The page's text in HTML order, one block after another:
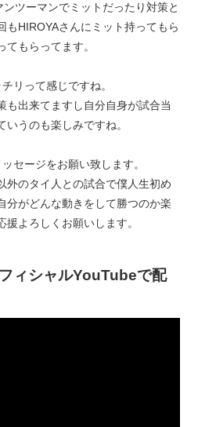
ツーマンでミットだったり対策と
もHIROYAさんにミット持ってもら
てもらってます。
リって感じですね。
も出来てますし自分自身が試合当
うのも楽しみですね。
セージをお願い致します。
外のタイ人との試合で僕人生初め
分がどんな動きをして勝つのか楽
援よろしくお願いします。
ィシャルYouTubeで配